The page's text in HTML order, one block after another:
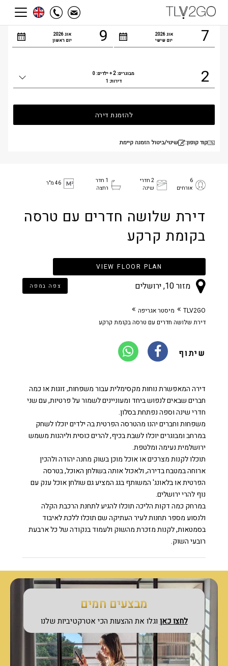
הגעה
7 אוג2026
יום שישי
9 אוג2026
יום ראשון
כמות
2 מבוגרים:2+ ילדים:0
דירות: 1
קוד קופון: שינוי/ביטול הזמנה קיימת
להזמנת דירה
6
אורחים
2 חדרי
שינה
1 חדר
רחצה
46 מ"ר
דירת שלושה חדרים עם טרסה
בקומת קרקע
VIEW FLOOR PLAN
מזור 10, ירושלים צפה במפה
שיתוף
TLV2GO
מיסטר אגריפה
דירת שלושה חדרים עם טרסה בקומת קרקע
דירה המאפשרת נוחות מקסימלית עבור משפחות, זוגות או כמה
חברים שבאים לנפוש ביחד ומעוניינים לשמור על פרטיות, עם שני
חדרי שינה וספה נפתחת בסלון.
משפחות וחברים יהנו מהטרסה הפרטית בה ילדים יוכלו לשחק
במרחב ומבוגרים יוכלו לשבת בכיף, להרים כוסית וליהנות משמש
ירושלמית נעימה ומלטפת.
תוכלו לקנות מצרכים או אוכל מוכן בשוק מחנה יהודה ולהכין
ארוחה במטבח בדירה, ולאכול אותה בשולחן האוכל, בטרסה
הפרטית או בלאונג' המשותף בגג המציע גם שולחן אוכל ענק עם
נוף להרי ירושלים.
במרחק כמה דקות הליכה תוכלו להגיע לתחנת הרכבת הקלה
ולנסוע מספר תחנות לעיר העתיקה שם תוכלו ללכת לאיבוד
בסמטאות, לקנות מזכרת מהשוק ולעמוד בנקודה של כל ארבעת
רובעי השוק.
מבצעים חמים
לחצו כאן וגלו את ההצעות הכי אטרקטיביות שלנו